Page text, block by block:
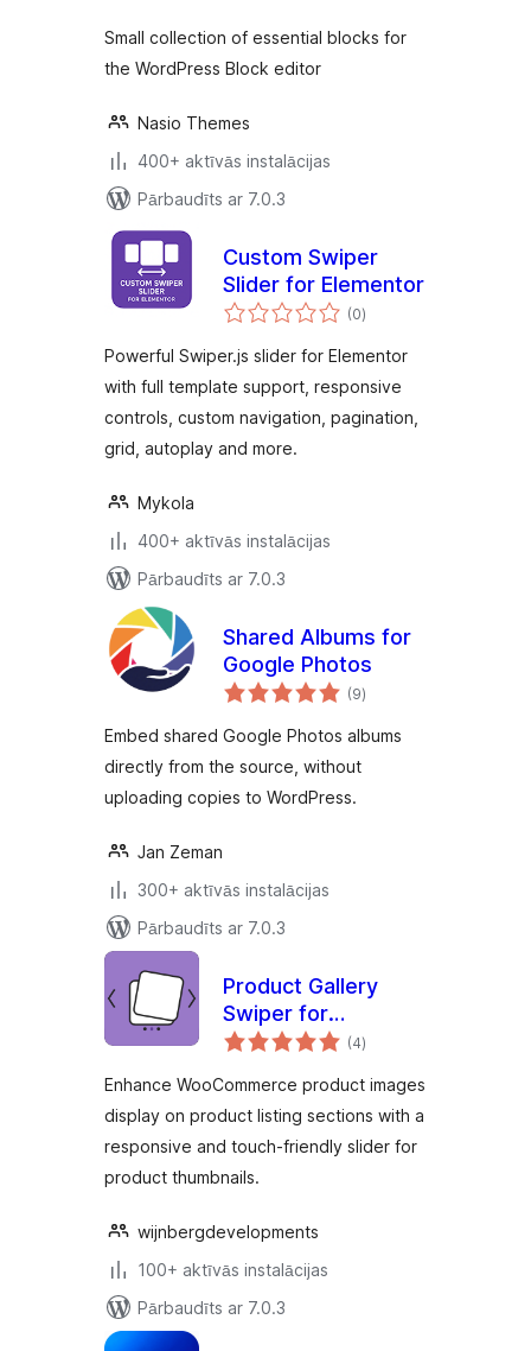
Small collection of essential blocks for
the WordPress Block editor
Nasio Themes
400+ aktīvās instalācijas
Pārbaudīts ar 7.0.3
Custom Swiper
Slider for Elementor
(0vērtējumu
kopsumma
)
Powerful Swiper.js slider for Elementor
with full template support, responsive
controls, custom navigation, pagination,
grid, autoplay and more.
Mykola
400+ aktīvās instalācijas
Pārbaudīts ar 7.0.3
Shared Albums for
Google Photos
(9vērtējumu
kopsumma
)
Embed shared Google Photos albums
directly from the source, without
uploading copies to WordPress.
Jan Zeman
300+ aktīvās instalācijas
Pārbaudīts ar 7.0.3
Product Gallery
Swiper for
WooCommerce
(4vērtējumu
kopsumma
)
Enhance WooCommerce product images
display on product listing sections with a
responsive and touch-friendly slider for
product thumbnails.
wijnbergdevelopments
100+ aktīvās instalācijas
Pārbaudīts ar 7.0.3